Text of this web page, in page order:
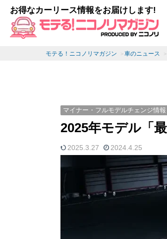
お得なカーリース情報をお届けします!
モテる！ニコノリマガジン 車のニュース
マイナー・フルモデルチェンジ情報
2025年モデル「
2025.3.27 2024.4.25